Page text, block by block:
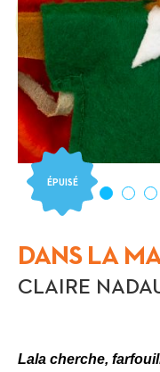
ÉPUISÉ
DANS LA
CLAIRE
Lala cherche,